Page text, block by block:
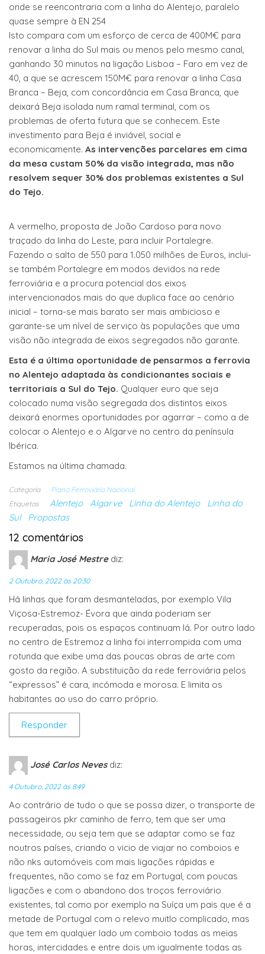
onde se reencontraria com a linha do Alentejo, paralelo
quase sempre à EN 254
Isto compara com um esforço de cerca de 400M€ para
renovar a linha do Sul mais ou menos pelo mesmo canal,
ganhando 30 minutos na ligação Lisboa – Faro em vez de
40, a que se acrescem 150M€ para renovar a linha Casa
Branca – Beja, com concordância em Casa Branca, que
deixará Beja isolada num ramal terminal, com os
problemas de oferta futura que se conhecem. Este
investimento para Beja é inviável, social e
economicamente. As intervenções parcelares em cima
da mesa custam 50% da visão integrada, mas não
resolvem sequer 30% dos problemas existentes a Sul
do Tejo.
A vermelho, proposta de João Cardoso para novo
traçado da linha do Leste, para incluir Portalegre.
Fazendo o salto de 550 para 1.050 milhões de Euros, inclui-
se também Portalegre em modos devidos na rede
ferroviária e a procura potencial dos eixos
intervencionados mais do que duplica face ao cenário
inicial – torna-se mais barato ser mais ambicioso e
garante-se um nível de serviço às populações que uma
visão não integrada de eixos segregados não garante.
Esta é a última oportunidade de pensarmos a ferrovia
no Alentejo adaptada às condicionantes sociais e
territoriais a Sul do Tejo. Qualquer euro que seja
colocado numa visão segregada dos distintos eixos
deixará enormes oportunidades por agarrar – como a de
colocar o Alentejo e o Algarve no centro da península
Ibérica.
Estamos na última chamada.
Categoria
Plano Ferroviário Nacional
Etiquetas
Alentejo Algarve Linha do Alentejo
Linha do
Sul
Propostas
12 comentários
Maria José Mestre diz:
2 Outubro, 2022 às 20:30
Há linhas que foram desmanteladas, por exemplo Vila
Viçosa-Estremoz- Évora que ainda poderiam ser
recuperadas, pois os espaços continuam lá. Por outro lado
no centro de Estremoz a linha foi interrompida com uma
rotunda que exibe uma das poucas obras de arte com
gosto da região. A substituição da rede ferroviária pelos
“expressos” é cara, incómoda e morosa. E limita os
habitantes ao uso do carro próprio.
Responder
José Carlos Neves diz:
4 Outubro, 2022 às 8:49
Ao contrário de tudo o que se possa dizer, o transporte de
passageiros pkr caminho de ferro, tem que ser uma
necessidade, ou seja tem que se adaptar como se faz
noutros países, criando o vicio de viajar no comboios e
não nks automóveis com mais ligações rápidas e
frequentes, não como se faz em Portugal, com poucas
ligações e com o abandono dos troços ferroviário
existentes, tal como por exemplo na Suíça um pais que é a
metade de Portugal com o relevo muitlo complicado, mas
que tem em qualquer lado um comboio todas as meias
horas, intercidades e entre dois um igualmente todas as